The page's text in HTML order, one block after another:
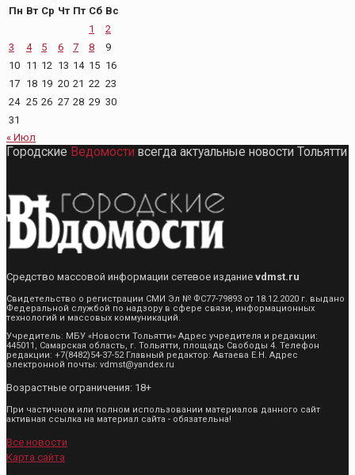
Пн Вт Ср Чт Пт Сб Вс
1
2
3
4 5 6 7 8
9
10 11 12 13 14 15 16
17 18 19 20 21 22 23
24 25 26 27 28 29 30
31
« Июл
Городские Ведомости всегда актуальные новости Тольятти
Средство массовой информации сетевое издание vdmst.ru
Свидетельство о регистрации СМИ Эл № ФС77-79893 от 18.12.2020 г. выдано
Федеральной службой по надзору в сфере связи, информационных
технологий и массовых коммуникаций.
Учредитель: МБУ «Новости Тольятти» Адрес учредителя и редакции:
445011, Самарская область, г. Тольятти, площадь Свободы 4. Телефон
редакции: +7(8482)54-37-52 Главный редактор: Автаева Е.Н. Адрес
электронной почты: vdmst@yandex.ru
Возрастные ограничения: 18+
При частичном или полном использовании материалов данного сайт
активная ссылка на материал сайта - обязательна!
Все новости
Карта сайта